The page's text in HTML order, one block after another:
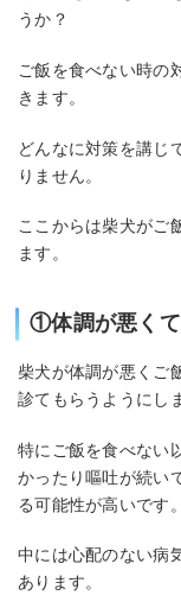
うか？
ご飯を食べない時の
きます。
どんなに対策を講じ
りません。
ここからは柴犬がご
ます。
①体調が悪く
柴犬が体調が悪くご
診てもらうようにし
特にご飯を食べない
かったり嘔吐が続い
る可能性が高いです。
中には心配のない病
あります。